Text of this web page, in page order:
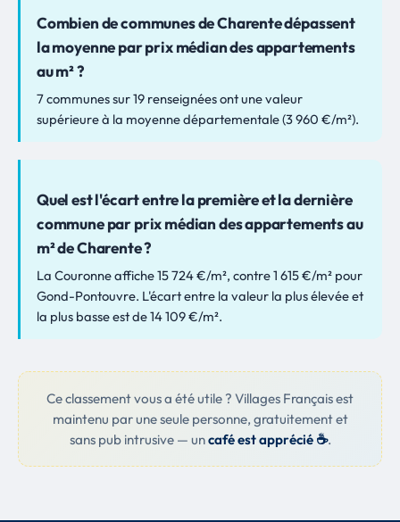
Combien de communes de Charente dépassent
la moyenne par prix médian des appartements
au m² ?
7 communes sur 19 renseignées ont une valeur
supérieure à la moyenne départementale (3 960 €/m²).
Quel est l'écart entre la première et la dernière
commune par prix médian des appartements au
m² de Charente ?
La Couronne affiche 15 724 €/m², contre 1 615 €/m² pour
Gond-Pontouvre. L'écart entre la valeur la plus élevée et
la plus basse est de 14 109 €/m².
Ce classement vous a été utile ? Villages Français est
maintenu par une seule personne, gratuitement et
sans pub intrusive — uncafé est apprécié ☕.